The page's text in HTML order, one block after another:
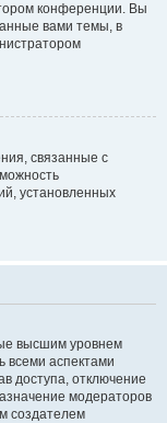
конференции. Вы
вами темы, в
связанные с
установленных
высшим уровнем
всеми аспектами
доступа, отключение
модераторов
создателем